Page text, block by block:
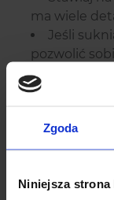
Zgoda
Niniejsza
ma wiele
Jeśli
pozwolić
zachowuj
uwagę od
dodatki,